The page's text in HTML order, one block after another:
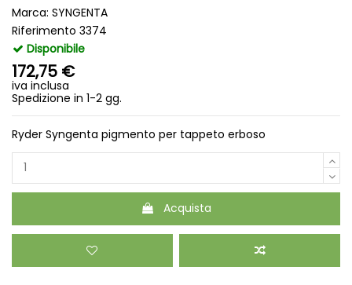
Marca: SYNGENTA
Riferimento 3374
Disponibile
172,75 €
iva inclusa
Spedizione in 1-2 gg.
Ryder Syngenta pigmento per tappeto erboso
Acquista